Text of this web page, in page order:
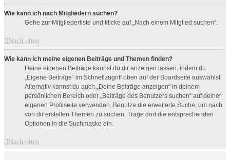
Wie kann ich nach Mitgliedern suchen?
Gehe zur Mitgliederliste und klicke auf „Nach einem Mitglied suchen“.
Nach oben
Wie kann ich meine eigenen Beiträge und Themen finden?
Deine eigenen Beiträge kannst du dir anzeigen lassen, indem du
„Eigene Beiträge“ im Schnellzugriff oben auf der Boardseite auswählst.
Alternativ kannst du auch „Deine Beiträge anzeigen“ in deinem
persönlichen Bereich oder „Beiträge des Benutzers suchen“ auf deiner
eigenen Profilseite verwenden. Benutze die erweiterte Suche, um nach
von dir erstellen Themen zu suchen. Trage dort die entsprechenden
Optionen in die Suchmaske ein.
Nach oben